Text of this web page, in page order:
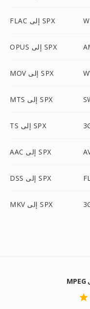
FLAC إلى SPX
OPUS إلى SPX
MOV إلى SPX
MTS إلى SPX
TS إلى SPX
AAC إلى SPX
DSS إلى SPX
MKV إلى SPX